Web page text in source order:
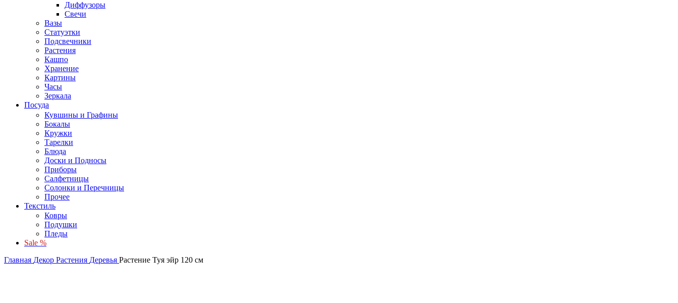
Диффузоры
Свечи
Вазы
Статуэтки
Подсвечники
Растения
Кашпо
Хранение
Картины
Часы
Зеркала
Посуда
Кувшины и Графины
Бокалы
Кружки
Тарелки
Блюда
Доски и Подносы
Приборы
Салфетницы
Солонки и Перечницы
Прочее
Текстиль
Ковры
Подушки
Пледы
Sale %
Главная Декор Растения Деревья Растение Туя эйр 120 см